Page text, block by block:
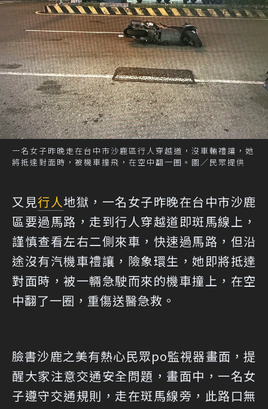
一名女子昨晚走在台中市沙鹿區行人穿越道，沒車輛禮讓，她
將抵達對面時，被機車撞飛，在空中翻一圈。圖／民眾提供
又見行人地獄，一名女子昨晚在台中市沙鹿
區要過馬路，走到行人穿越道即斑馬線上，
謹慎查看左右二側來車，快速過馬路，但沿
途沒有汽機車禮讓，險象環生，她即將抵達
對面時，被一輛急駛而來的機車撞上，在空
中翻了一圈，重傷送醫急救。
臉書沙鹿之美有熱心民眾po監視器畫面，提
醒大家注意交通安全問題，畫面中，一名女
子遵守交通規則，走在斑馬線旁，此路口無